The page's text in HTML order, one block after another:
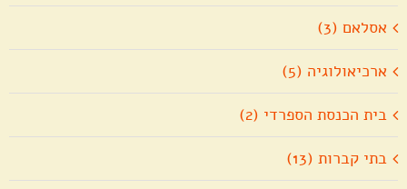
אסלאם (3)
ארכיאולוגיה (5)
בית הכנסת הספרדי (2)
בתי קברות (13)